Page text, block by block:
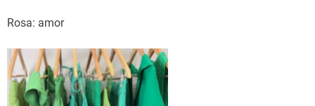
Rosa: amor